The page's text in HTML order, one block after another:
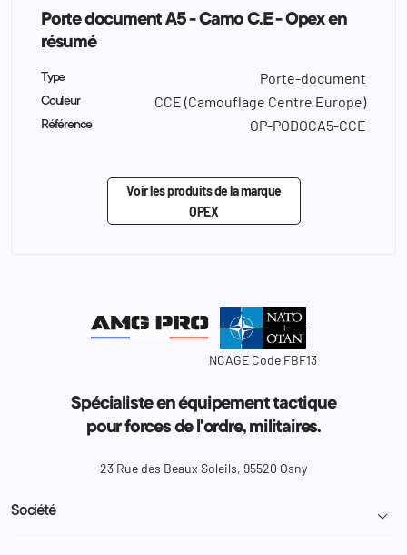
Porte document A5 - Camo C.E - Opex en
résumé
Type Porte-document
Couleur CCE (Camouflage Centre Europe)
Référence OP-PODOCA5-CCE
Voir les produits de la marque
OPEX
NCAGE Code FBF13
Spécialiste en équipement tactique
pour forces de l'ordre, militaires.
23 Rue des Beaux Soleils, 95520 Osny
Société 